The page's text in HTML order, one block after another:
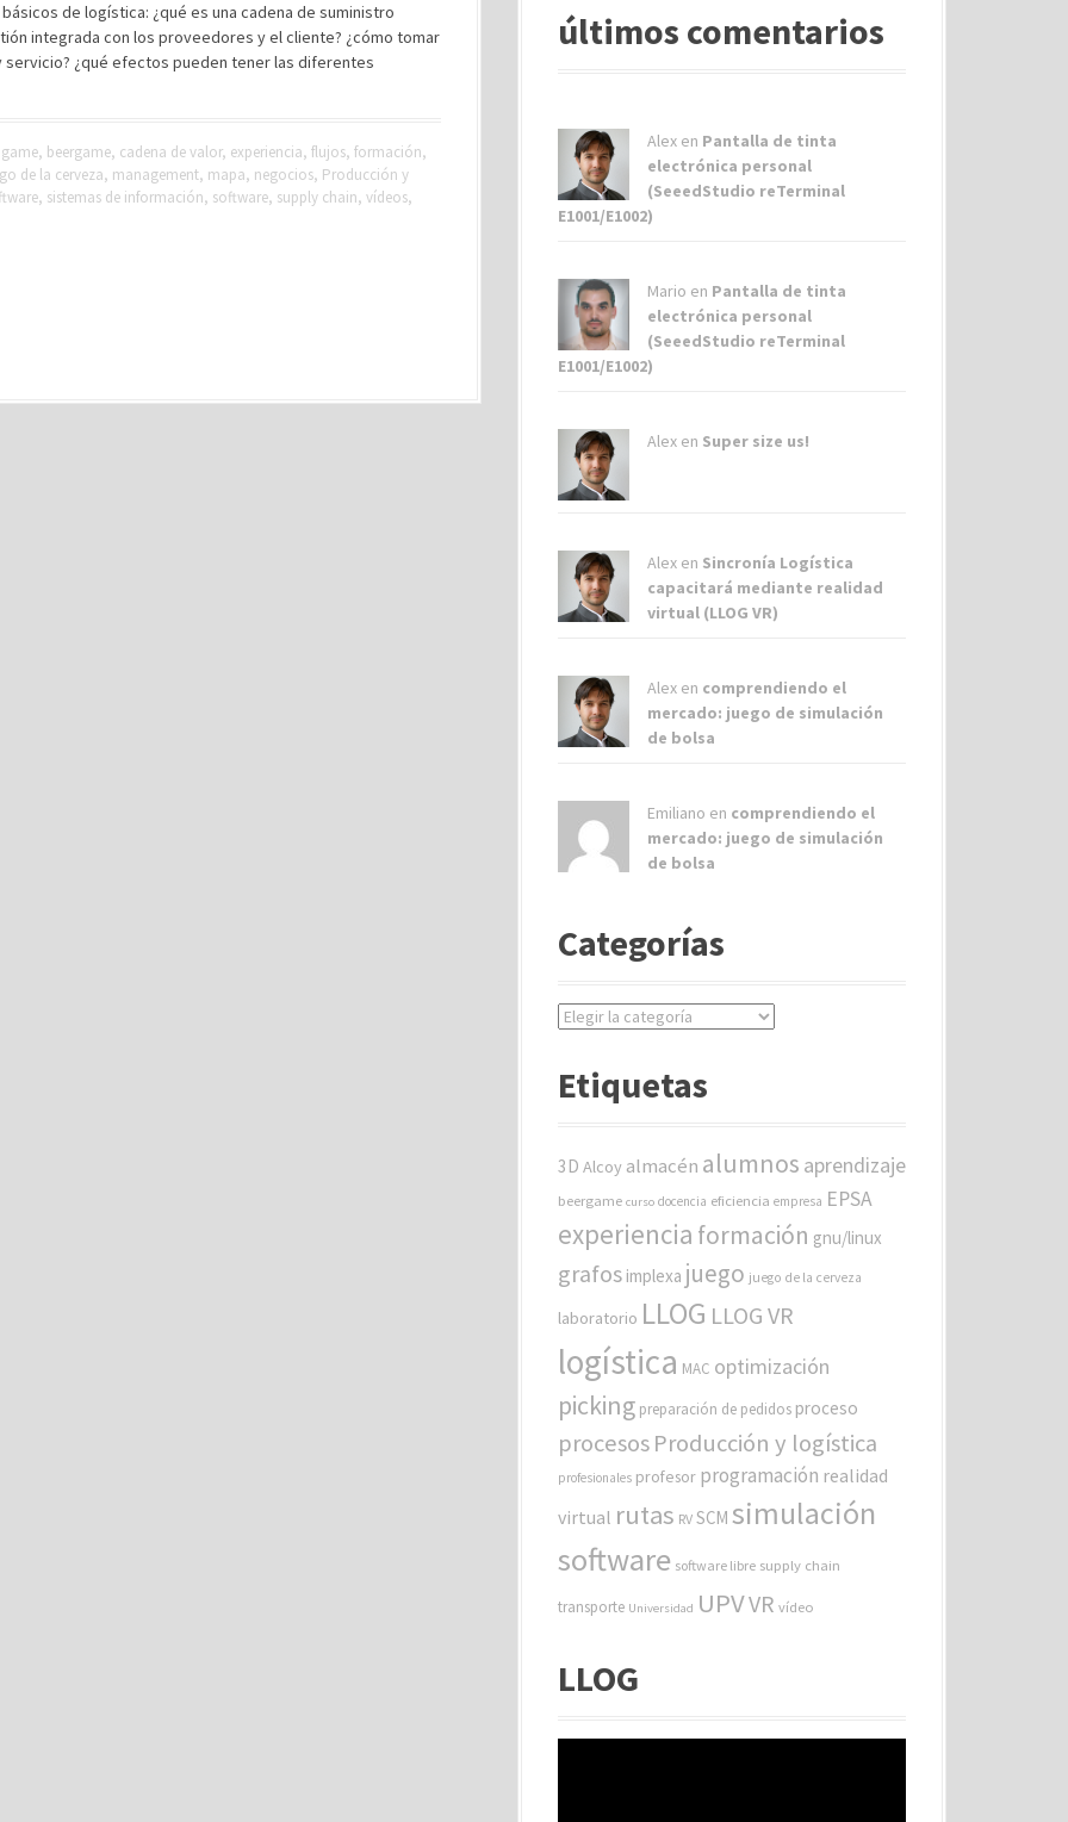
de logística: ¿qué es una cadena de suministro
integrada con los proveedores y el cliente? ¿cómo tomar
¿qué efectos pueden tener las diferentes
, beergame, cadena de valor, experiencia, flujos, formación,
de la cerveza, management, mapa, negocios, Producción y
, sistemas de información, software, supply chain, vídeos,
últimos comentarios
Alex en Pantalla de tinta
electrónica personal
(SeeedStudio reTerminal
E1001/E1002)
Mario en Pantalla de tinta
electrónica personal
(SeeedStudio reTerminal
E1001/E1002)
Alex en Super size us!
Alex en Sincronía Logística
capacitará mediante realidad
virtual (LLOG VR)
Alex en comprendiendo el
mercado: juego de simulación
de bolsa
Emiliano en comprendiendo el
mercado: juego de simulación
de bolsa
Categorías
C
e
r
s
Etiquetas
3D Alcoy almacén alumnos aprendizaje
beergame curso docencia eficiencia empresa EPSA
experiencia formación gnu/linux
grafos implexa juego juego de la cerveza
laboratorio LLOG LLOG VR
logística MAC optimización
picking preparación de pedidos proceso
procesosProducción y logística
profesionales profesor programación realidad
virtual rutas RV SCM simulación
software software libre supply chain
transporte Universidad UPVVR vídeo
LLOG